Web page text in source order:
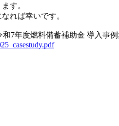
す。
れば幸いです。
7年度燃料備蓄補助金 導入事